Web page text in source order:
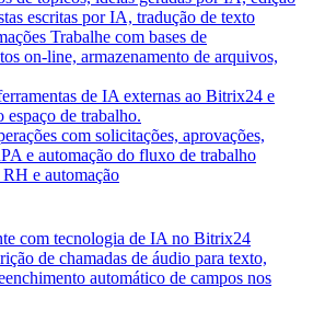
escritas por IA, tradução de texto
Trabalhe com bases de
on-line, armazenamento de arquivos,
de IA externas ao Bitrix24 e
espaço de trabalho.
com solicitações, aprovações,
e automação do fluxo de trabalho
e automação
com tecnologia de IA no Bitrix24
de chamadas de áudio para texto,
automático de campos nos